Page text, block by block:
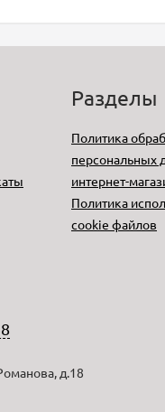
Разделы
Политика
персональных
интернет-
Политика
cookie файлов
д.18